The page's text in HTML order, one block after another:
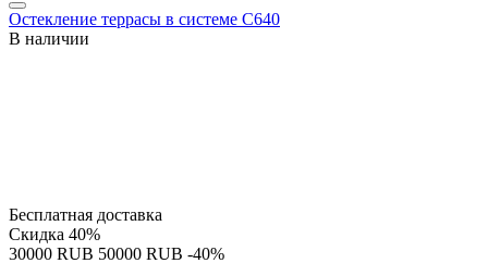
Остекление террасы в системе С640
В наличии
Бесплатная доставка
Скидка 40%
‍30000‍ RUB ‍50000‍ RUB -40%